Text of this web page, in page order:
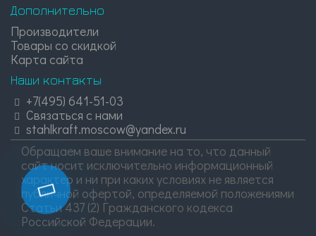
Дополнительно
Производители
Товары со скидкой
Карта сайта
Наши контакты
+7(495) 641-51-03
Связаться с нами
stahlkraft.moscow@yandex.ru
Обращаем ваше внимание на то, что данный
сайт носит исключительно информационный
характер и ни при каких условиях не является
публичной офертой, определяемой положениями
Статьи 437 (2) Гражданского кодекса
Российской Федерации.